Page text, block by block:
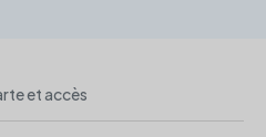
et accès